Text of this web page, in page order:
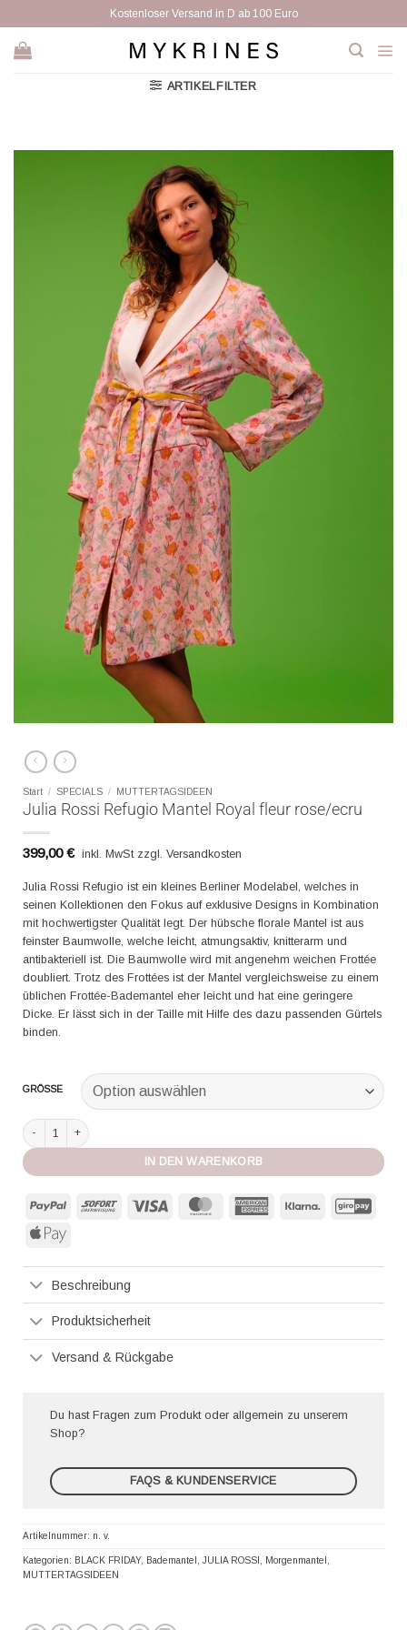
Inhalt
springen
Kostenloser Versand in D ab 100 Euro
ARTIKELFILTER
Start / SPECIALS / MUTTERTAGSIDEEN
Julia Rossi Refugio Mantel Royal fleur rose/ecru
399,00€ inkl. MwSt zzgl. Versandkosten
Julia Rossi Refugio ist ein kleines Berliner Modelabel, welches in
seinen Kollektionen den Fokus auf exklusive Designs in Kombination
mit hochwertigster Qualität legt. Der hübsche florale Mantel ist aus
feinster Baumwolle, welche leicht, atmungsaktiv, knitterarm und
antibakteriell ist. Die Baumwolle wird mit angenehm weichen Frottée
doubliert. Trotz des Frottées ist der Mantel vergleichsweise zu einem
üblichen Frottée-Bademantel eher leicht und hat eine geringere
Dicke. Er lässt sich in der Taille mit Hilfe des dazu passenden Gürtels
binden.
GRÖSSE
Julia Rossi Refugio Mantel Royal fleur rose/ecru Menge
IN DEN WARENKORB
PayPal Sofort MasterCard American
Klarna
Apple
Beschreibung
Produktsicherheit
Versand & Rückgabe
Du hast Fragen zum Produkt oder allgemein zu unserem
Shop?
FAQS & KUNDENSERVICE
Artikelnummer: n. v.
Kategorien: BLACK FRIDAY, Bademantel JULIA ROSSI Morgenmantel
MUTTERTAGSIDEEN